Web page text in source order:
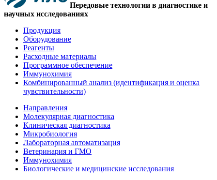
Передовые технологии в диагностике и
научных исследованиях
Продукция
Оборудование
Реагенты
Расходные материалы
Программное обеспечение
Иммунохимия
Комбинированный анализ (идентификация и оценка
чувствительности)
Направления
Молекулярная диагностика
Клиническая диагностика
Микробиология
Лабораторная автоматизация
Ветеринария и ГМО
Иммунохимия
Биологические и медицинские исследования